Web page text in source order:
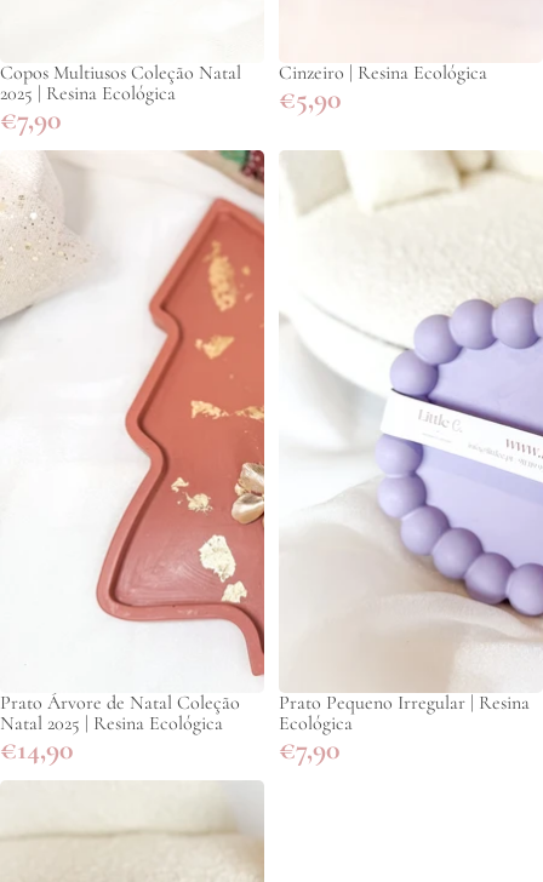
Copos Multiusos Coleção Natal
2025 | Resina Ecológica
€7,90
Cinzeiro | Resina Ecológica
€5,90
Prato Árvore de Natal Coleção
Natal 2025 | Resina Ecológica
€14,90
Prato Pequeno Irregular | Resina
Ecológica
€7,90